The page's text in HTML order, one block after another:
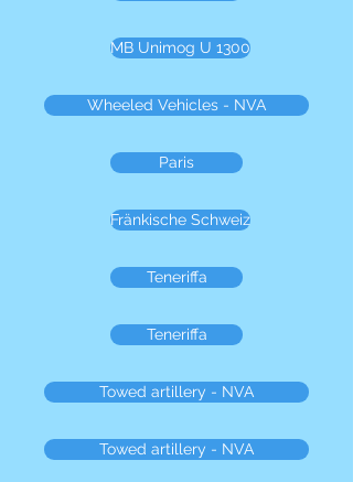
MB Unimog U 1300
Wheeled Vehicles - NVA
Paris
Fränkische Schweiz
Teneriffa
Teneriffa
Towed artillery - NVA
Towed artillery - NVA